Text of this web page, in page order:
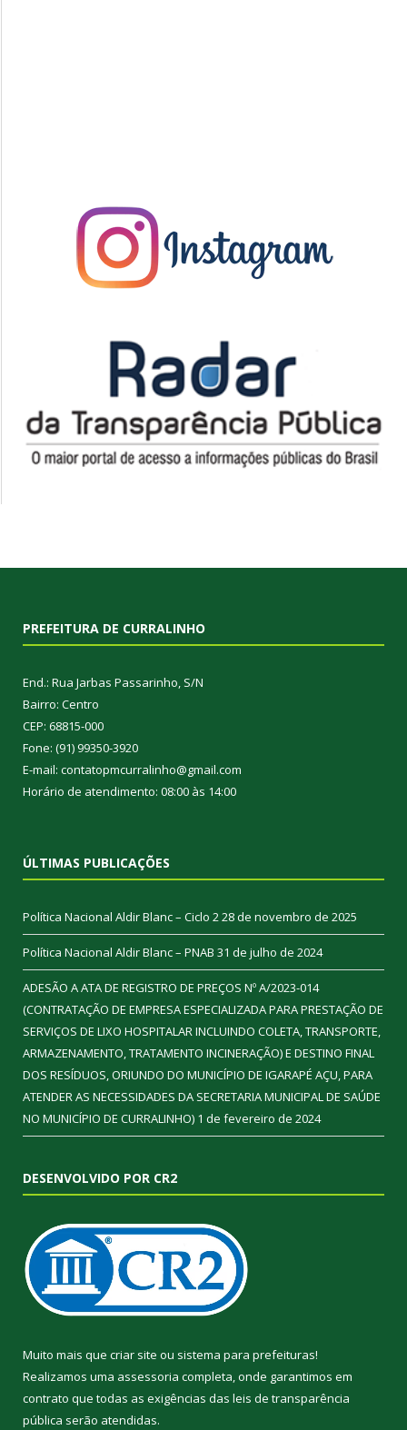
PREFEITURA DE CURRALINHO
End.: Rua Jarbas Passarinho, S/N
Bairro: Centro
CEP: 68815-000
Fone: (91) 99350-3920
E-mail: contatopmcurralinho@gmail.com
Horário de atendimento: 08:00 às 14:00
ÚLTIMAS PUBLICAÇÕES
Política Nacional Aldir Blanc – Ciclo 228 de novembro de 2025
Política Nacional Aldir Blanc – PNAB 31 de julho de 2024
ADESÃO A ATA DE REGISTRO DE PREÇOS Nº A/2023-014
(CONTRATAÇÃO DE EMPRESA ESPECIALIZADA PARA PRESTAÇÃO DE
SERVIÇOS DE LIXO HOSPITALAR INCLUINDO COLETA, TRANSPORTE,
ARMAZENAMENTO, TRATAMENTO INCINERAÇÃO) E DESTINO FINAL
DOS RESÍDUOS, ORIUNDO DO MUNICÍPIO DE IGARAPÉ AÇU, PARA
ATENDER AS NECESSIDADES DA SECRETARIA MUNICIPAL DE SAÚDE
NO MUNICÍPIO DE CURRALINHO) 1 de fevereiro de 2024
DESENVOLVIDO POR CR2
Muito mais que criar site ou sistema para prefeituras!
Realizamos uma assessoria completa, onde garantimos em
contrato que todas as exigências das leis de transparência
pública serão atendidas.